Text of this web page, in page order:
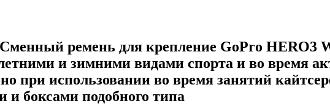
ремень для крепление GoPro HERO3
и зимними видами спорта и во время
при использовании во время занятий
боксами подобного типа